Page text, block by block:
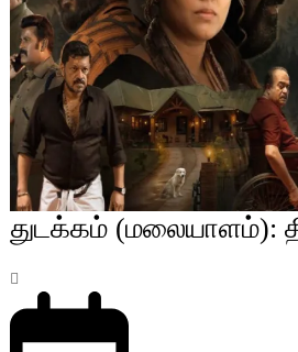
துடக்கம் (மலையாளம்):